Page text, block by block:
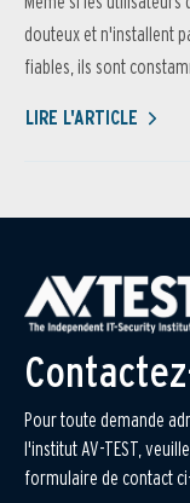
douteux et n'installent
fiables, ils sont
LIRE L'ARTICLE
Pour toute demande
l'institut AV-TEST,
formulaire de contact